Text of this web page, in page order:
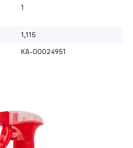
1
1,115
КА-00024951